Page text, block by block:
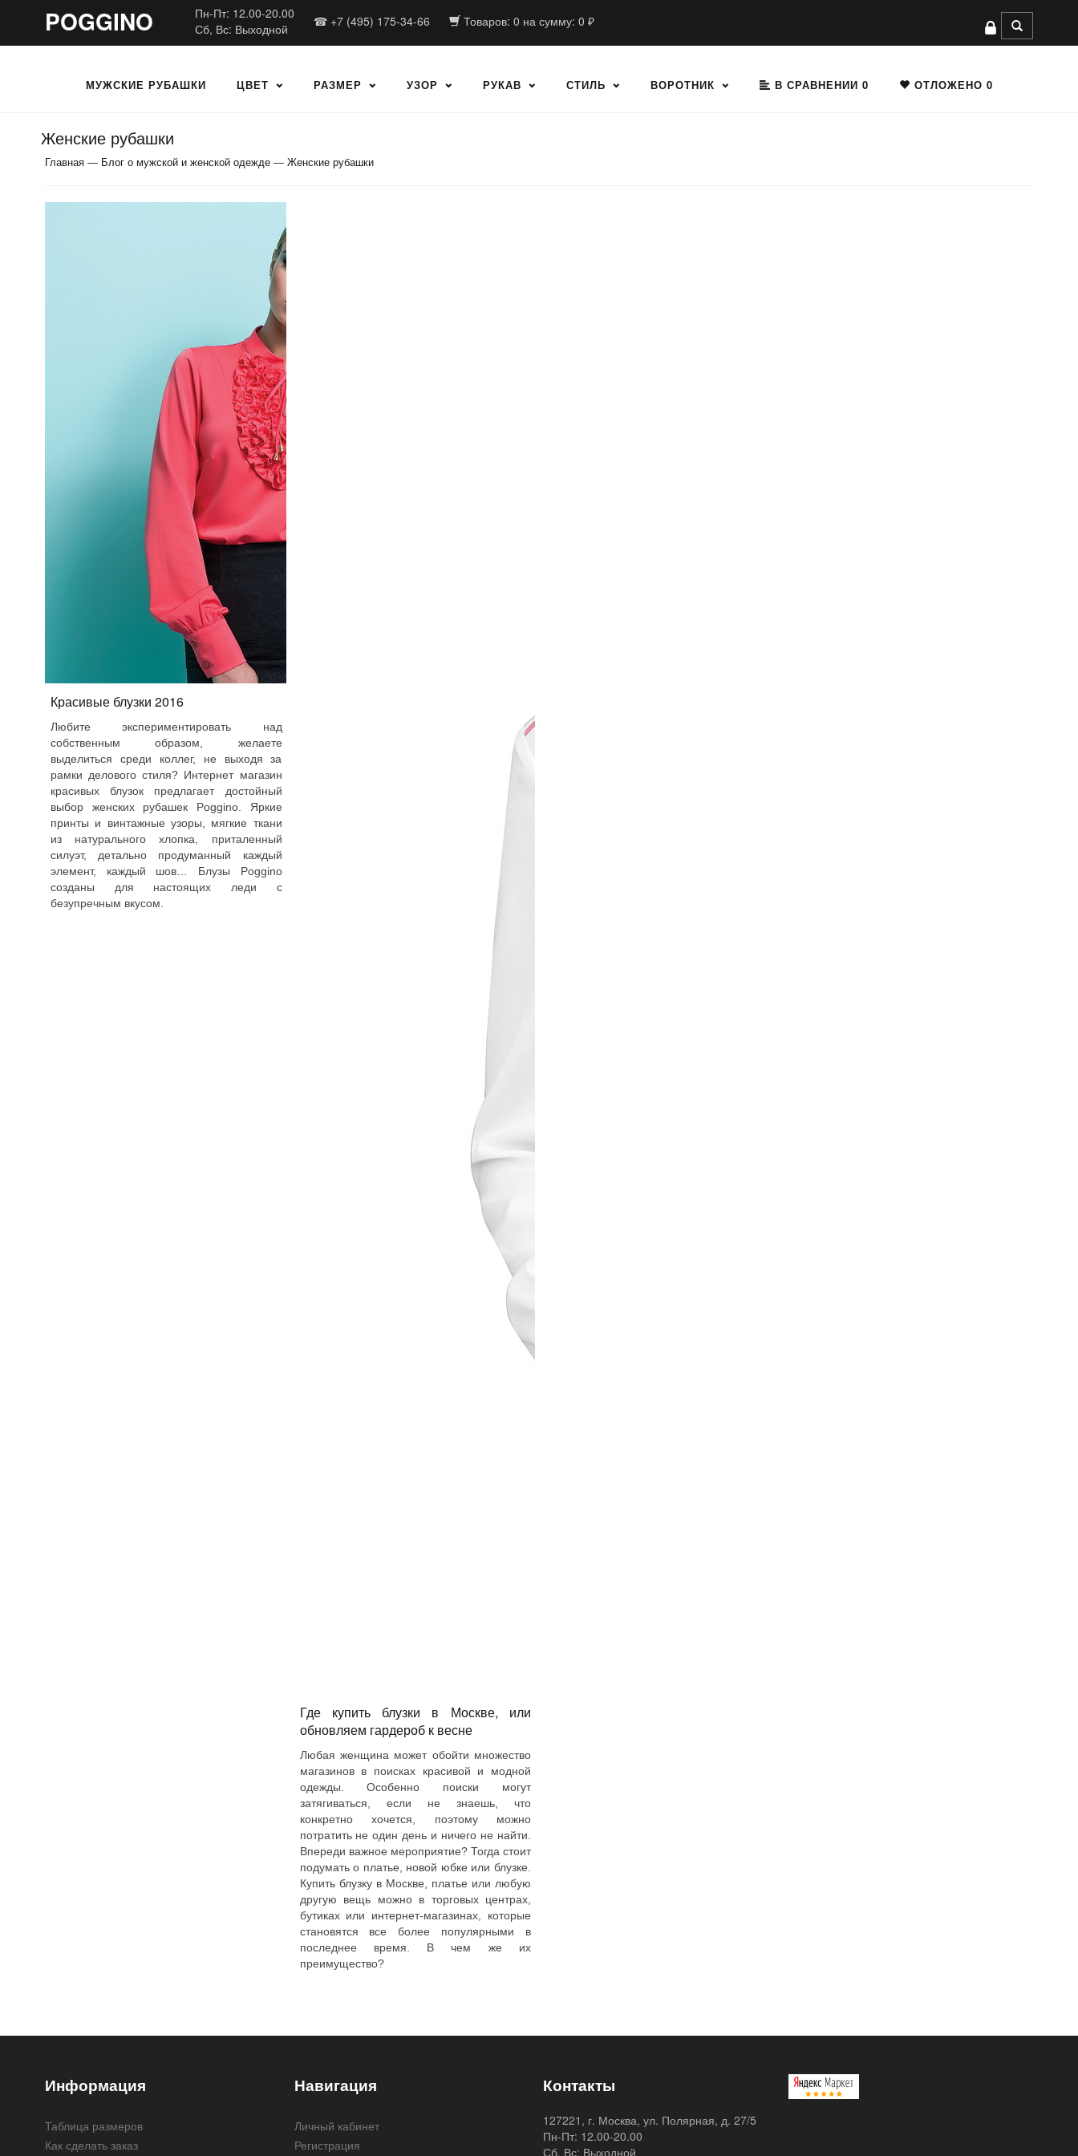
POGGINO
Пн-Пт: 12.00-20.00
Сб, Вс: Выходной
☎ +7 (495) 175-34-66 Товаров: 0 на сумму: 0 ₽
МУЖСКИЕ РУБАШКИ ЦВЕТ РАЗМЕР УЗОР РУКАВ СТИЛЬ ВОРОТНИК В СРАВНЕНИИ 0 ОТЛОЖЕНО 0
Женские рубашки
Главная — Блог о мужской и женской одежде — Женские рубашки
Красивые блузки 2016
Любите экспериментировать над
собственным образом, желаете
выделиться среди коллег, не выходя за
рамки делового стиля? Интернет магазин
красивых блузок предлагает достойный
выбор женских рубашек Poggino. Яркие
принты и винтажные узоры, мягкие ткани
из натурального хлопка, приталенный
силуэт, детально продуманный каждый
элемент, каждый шов… Блузы Poggino
созданы для настоящих леди с
безупречным вкусом.
Где купить блузки в Москве, или
обновляем гардероб к весне
Любая женщина может обойти множество
магазинов в поисках красивой и модной
одежды. Особенно поиски могут
затягиваться, если не знаешь, что
конкретно хочется, поэтому можно
потратить не один день и ничего не найти.
Впереди важное мероприятие? Тогда стоит
подумать о платье, новой юбке или блузке.
Купить блузку в Москве, платье или любую
другую вещь можно в торговых центрах,
бутиках или интернет-магазинах, которые
становятся все более популярными в
последнее время. В чем же их
преимущество?
Информация
Таблица размеров
Как сделать заказ
Навигация
Личный кабинет
Регистрация
Контакты
127221, г. Москва, ул. Полярная, д. 27/5
Пн-Пт: 12.00-20.00
Сб, Вс: Выходной